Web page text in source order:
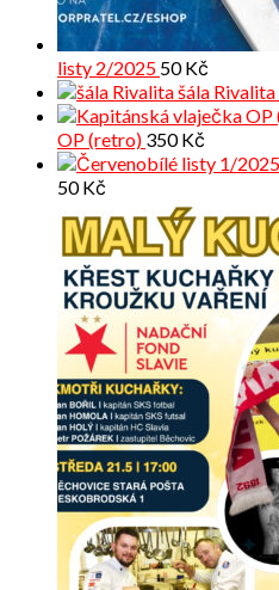
listy 2/2025 50Kč
šála Rivalita
OP (retro) 350Kč
50Kč